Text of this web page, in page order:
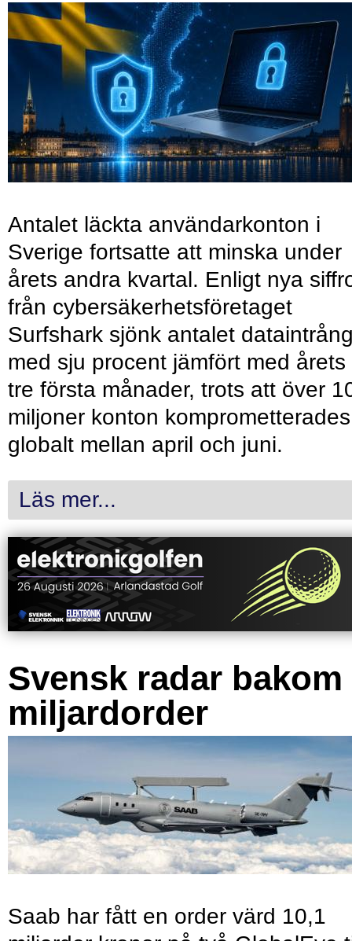
Antalet läckta användarkonton i
Sverige fortsatte att minska under
årets andra kvartal. Enligt nya
från cybersäkerhetsföretaget
Surfshark sjönk antalet
med sju procent jämfört med årets
tre första månader, trots att över
miljoner konton komprometterades
globalt mellan april och juni.
Läs mer...
Svensk radar bakom
miljardorder
Saab har fått en order värd 10,1